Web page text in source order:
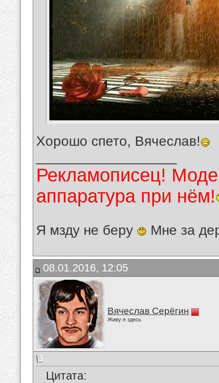
Хорошо спето, Вячеслав!
Рекламописец!
аппаратура при нём!
Я мзду не беру Мне за
08.01.2016, 12:05
Вячеслав Серёгин
Живу я здесь
Цитата: